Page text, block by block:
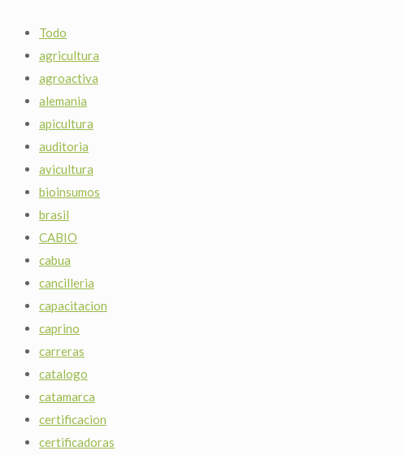
Todo
agricultura
agroactiva
alemania
apicultura
auditoria
avicultura
bioinsumos
brasil
CABIO
cabua
cancilleria
capacitacion
caprino
carreras
catalogo
catamarca
certificacion
certificadoras